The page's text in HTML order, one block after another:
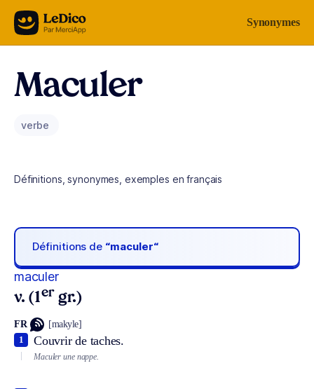
Aller au contenu Synonymes
Maculer
verbe
Définitions, synonymes, exemples en français
Définitions de “maculer“
maculer
v. (1er gr.)
FR [makyle]
Couvrir de taches.
1
Maculer une nappe.